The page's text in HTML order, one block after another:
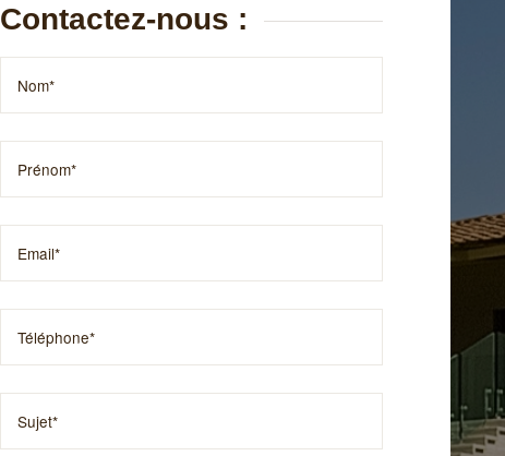
Contactez-nous :